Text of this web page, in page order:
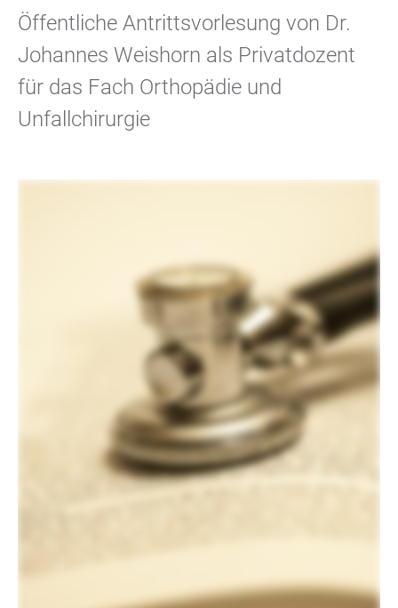
Öffentliche Antrittsvorlesung von Dr.
Johannes Weishorn als Privatdozent
für das Fach Orthopädie und
Unfallchirurgie